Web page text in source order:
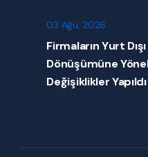
03 Ağu, 2026
Firmaların Yurt
Dönüşümüne
Değişiklikler Yapıldı